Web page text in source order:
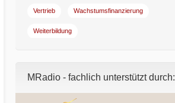
Vertrieb Wachstumsfinanzierung
Weiterbildung
MRadio - fachlich unterstützt durch: